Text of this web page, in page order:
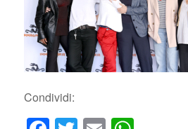
Condividi: